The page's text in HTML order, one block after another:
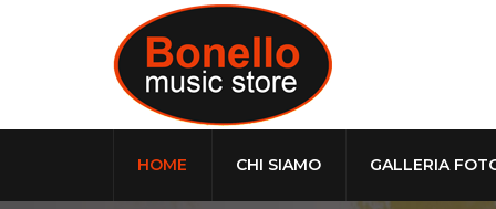
HOME CHI SIAMO GALLERIA